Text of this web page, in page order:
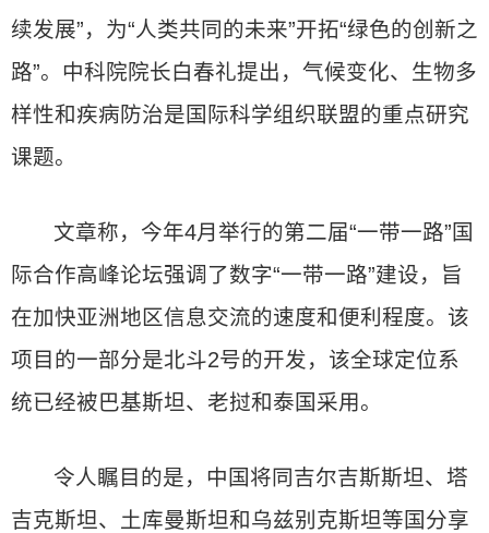
续发展”，为“人类共同的未来”开拓“绿色的创新之
路”。中科院院长白春礼提出，气候变化、生物多
样性和疾病防治是国际科学组织联盟的重点研究
课题。
文章称，今年4月举行的第二届“一带一路”国
际合作高峰论坛强调了数字“一带一路”建设，旨
在加快亚洲地区信息交流的速度和便利程度。该
项目的一部分是北斗2号的开发，该全球定位系
统已经被巴基斯坦、老挝和泰国采用。
令人瞩目的是，中国将同吉尔吉斯斯坦、塔
吉克斯坦、土库曼斯坦和乌兹别克斯坦等国分享